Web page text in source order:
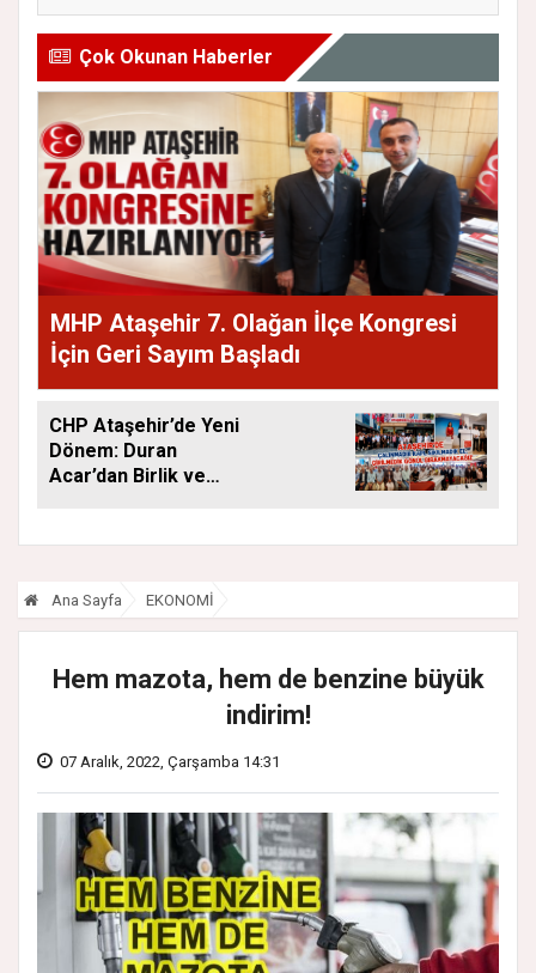
Çok Okunan Haberler
MHP Ataşehir 7. Olağan İlçe Kongresi
İçin Geri Sayım Başladı
CHP Ataşehir’de Yeni
Dönem: Duran
Acar’dan Birlik ve
Ana Sayfa EKONOMİ
Hem mazota, hem de benzine büyük
indirim!
07 Aralık, 2022, Çarşamba 14:31